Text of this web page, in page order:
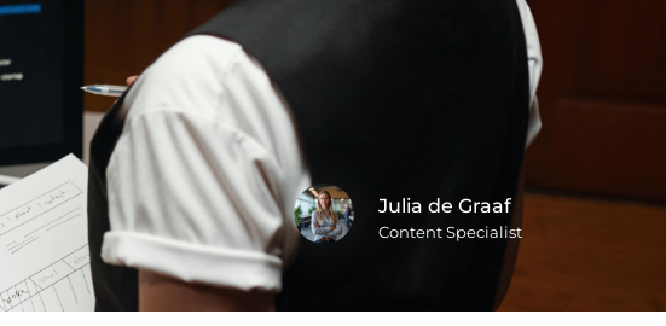
Julia de Graaf
Content Specialist